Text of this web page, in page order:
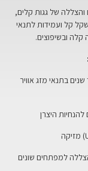
והצללה של גגות קלים,
קל ועמידות לתנאי
קלה ובשיפוצים.
בתנאי מזג אוויר
היצרן
למפתחים שונים